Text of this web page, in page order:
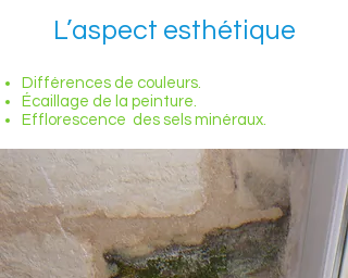
L’aspect esthétique
Différences de couleurs.
Écaillage de la peinture.
Efflorescence des sels minéraux.